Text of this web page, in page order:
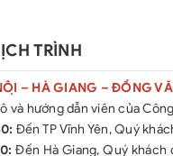
TRÌNH
– HÀ GIANG – ĐỒNG
và hướng dẫn viên của
Đến TP Vĩnh Yên, Quý
Đến Hà Giang, Quý khách